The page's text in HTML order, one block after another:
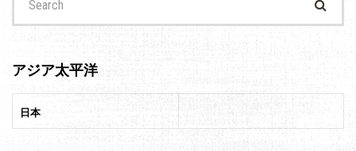
for:
アジア太平洋
日本